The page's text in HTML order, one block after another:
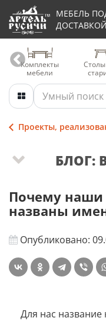
МЕБЕЛЬ
Комплекты
мебели
Почему наши
названы
Опубликовано:
Для нас
БЛОГ: